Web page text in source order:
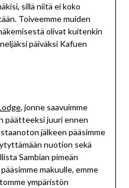
sillä niitä ei koko
Toiveemme muiden
olivat kuitenkin
päiväksi Kafuen
, jonne saavuimme
päätteeksi juuri ennen
jälkeen pääsimme
nuotion sekä
Sambian pimeän
makuulle, emme
ympäristön